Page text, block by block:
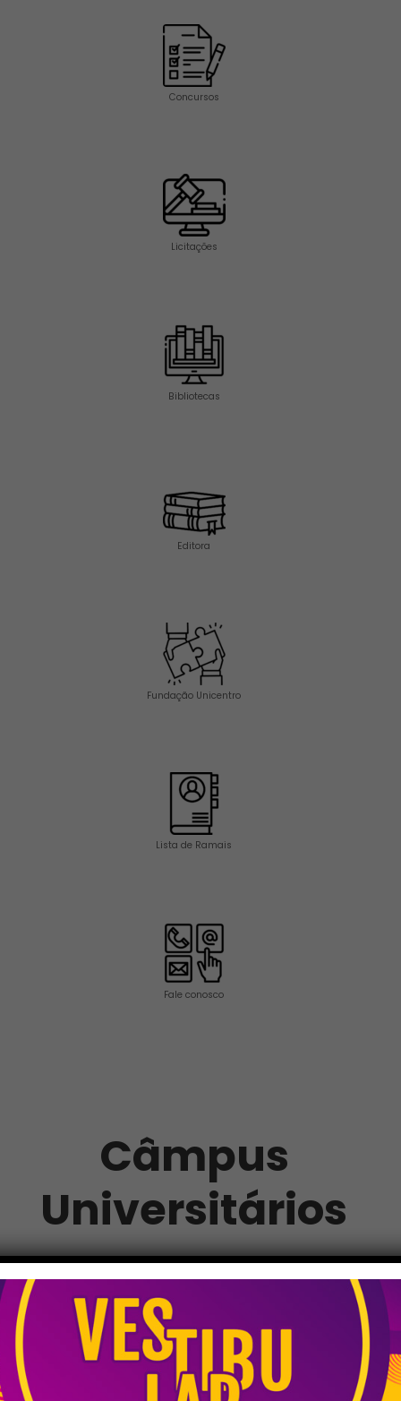
Concursos
Licitações
Bibliotecas
Editora
Fundação Unicentro
Lista de Ramais
Fale conosco
Câmpus
Universitários